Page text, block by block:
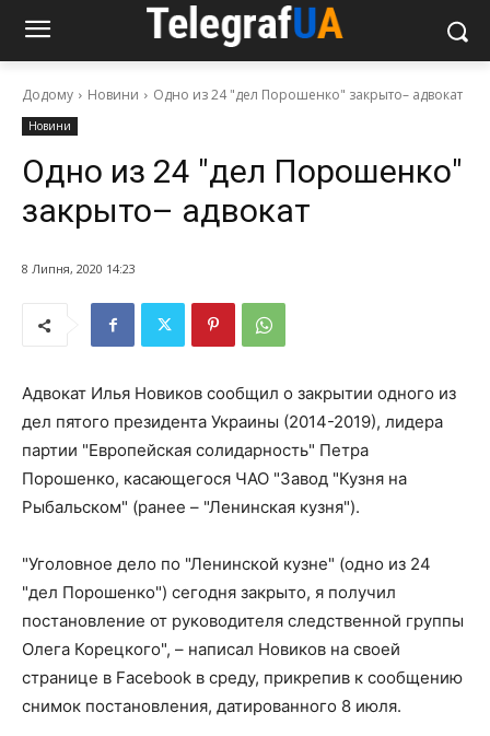
Додому Новини Одно из 24 "дел Порошенко" закрыто– адвокат
Новини
Одно из 24 "дел Порошенко"
закрыто– адвокат
8 Липня, 2020 14:23
Адвокат Илья Новиков сообщил о закрытии одного из
дел пятого президента Украины (2014-2019), лидера
партии "Европейская солидарность" Петра
Порошенко, касающегося ЧАО "Завод "Кузня на
Рыбальском" (ранее – "Ленинская кузня").
"Уголовное дело по "Ленинской кузне" (одно из 24
"дел Порошенко") сегодня закрыто, я получил
постановление от руководителя следственной группы
Олега Корецкого", – написал Новиков на своей
странице в Facebook в среду, прикрепив к сообщению
снимок постановления, датированного 8 июля.